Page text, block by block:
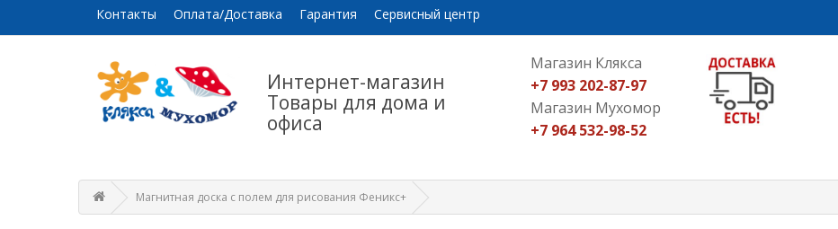
Контакты Оплата/Доставка Гарантия Сервисный центр
Интернет-магазин
Товары для дома и
офиса
Магазин Клякса
+7 993 202-87-97
Магазин Мухомор
+7 964 532-98-52
Магнитная доска с полем для рисования Феникс+